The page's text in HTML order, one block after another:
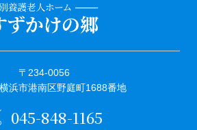
〒234-0056
浜市港南区野庭町1688番地
045-848-1165